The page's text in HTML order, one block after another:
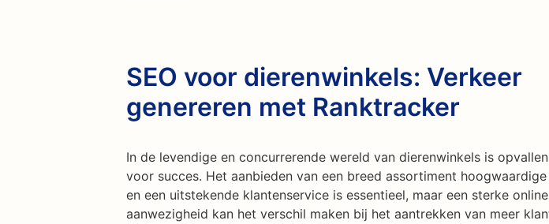
SEO voor dierenwinkels: Verkeer
genereren met Ranktracker
In de levendige en concurrerende wereld van dierenwinkels is
voor succes. Het aanbieden van een breed assortiment
en een uitstekende klantenservice is essentieel, maar een sterke online
aanwezigheid kan het verschil maken bij het aantrekken van meer